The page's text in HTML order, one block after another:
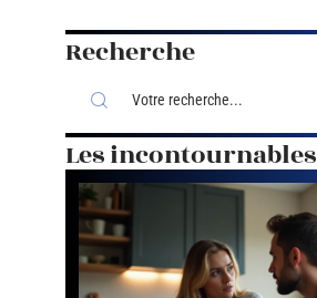
Recherche
Les incontournables